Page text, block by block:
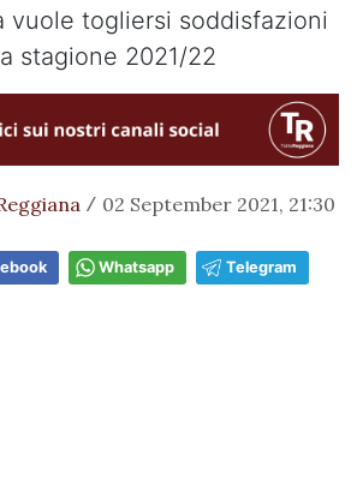
vuole togliersi soddisfazioni
stagione 2021/22
/ 02 September 2021, 21:30
Whatsapp Telegram